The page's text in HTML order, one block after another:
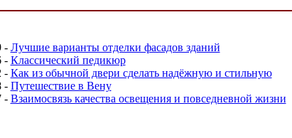
- Лучшие варианты отделки фасадов зданий
- Классический педикюр
- Как из обычной двери сделать надёжную и стильную
- Путешествие в Вену
- Взаимосвязь качества освещения и повседневной жизни